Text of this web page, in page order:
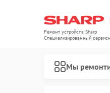
Ремонт устройств Sharp
Специализированный
Мы